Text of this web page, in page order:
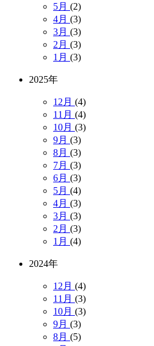
5月 (2)
4月 (3)
3月 (3)
2月 (3)
1月 (3)
2025年
12月 (4)
11月 (4)
10月 (3)
9月 (3)
8月 (3)
7月 (3)
6月 (3)
5月 (4)
4月 (3)
3月 (3)
2月 (3)
1月 (4)
2024年
12月 (4)
11月 (3)
10月 (3)
9月 (3)
8月 (5)